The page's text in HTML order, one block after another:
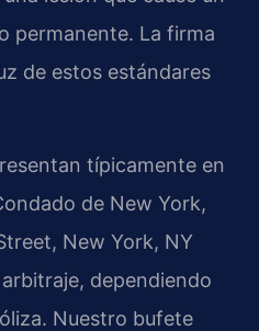
permanente. La firma
de estos estándares
típicamente en
de New York,
New York, NY
dependiendo
Nuestro bufete